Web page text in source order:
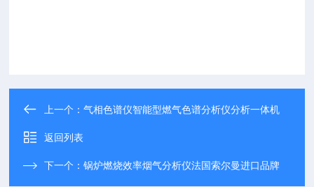
上一个：气相色谱仪智能型燃气色谱分析仪分析一体机
返回列表
下一个：锅炉燃烧效率烟气分析仪法国索尔曼进口品牌